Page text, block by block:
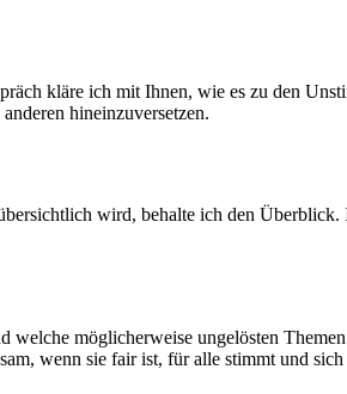
kläre ich mit Ihnen, wie es zu den
hineinzuversetzen.
wird, behalte ich den
möglicherweise ungelösten
wenn sie fair ist, für alle stimmt und sich